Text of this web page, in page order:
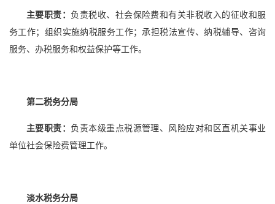
主要职责： 负责税收、社会保险费和有关非税收入的征收和服
务工作；组织实施纳税服务工作；承担税法宣传、纳税辅导、咨询
服务、办税服务和权益保护等工作。
第二税务分局
主要职责： 负责本级重点税源管理、风险应对和区直机关事业
单位社会保险费管理工作。
淡水税务分局